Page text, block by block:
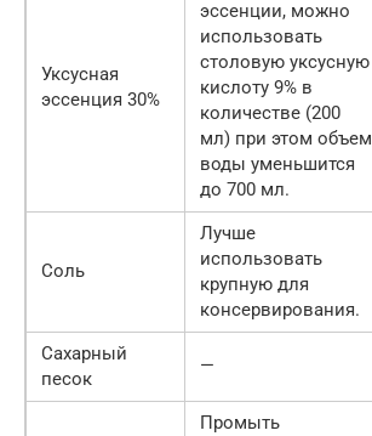
Уксусная
эссенция 30%
эссенции, можно
использовать
столовую уксусную
кислоту 9% в
количестве (200
мл) при этом объем
воды уменьшится
до 700 мл.
Соль
Лучше
использовать
крупную для
консервирования.
Сахарный
песок
—
Промыть